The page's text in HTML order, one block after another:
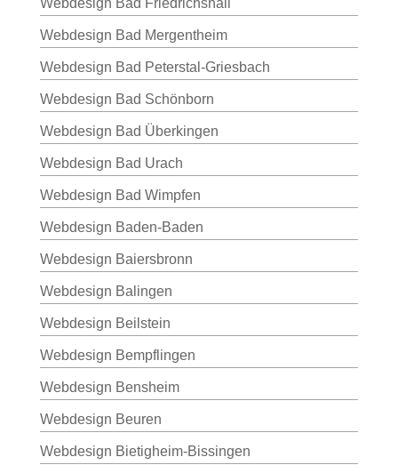
Webdesign Bad Friedrichshall
Webdesign Bad Mergentheim
Webdesign Bad Peterstal-Griesbach
Webdesign Bad Schönborn
Webdesign Bad Überkingen
Webdesign Bad Urach
Webdesign Bad Wimpfen
Webdesign Baden-Baden
Webdesign Baiersbronn
Webdesign Balingen
Webdesign Beilstein
Webdesign Bempflingen
Webdesign Bensheim
Webdesign Beuren
Webdesign Bietigheim-Bissingen